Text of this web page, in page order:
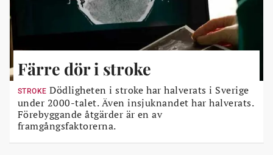
Färre dör i stroke
STROKE Dödligheten i stroke har halverats i Sverige
under 2000-talet. Även insjuknandet har halverats.
Förebyggande åtgärder är en av
framgångsfaktorerna.